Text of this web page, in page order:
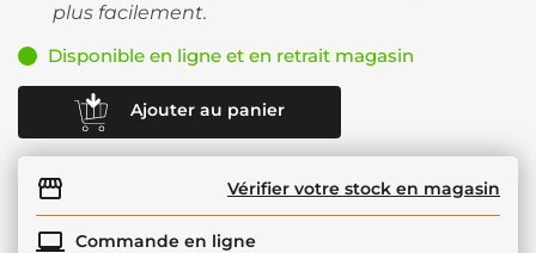
plus facilement.
Disponible en ligne et en retrait magasin
Ajouter au panier
Vérifier votre stock en magasin
Commande en ligne